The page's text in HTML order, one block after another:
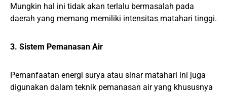
Mungkin hal ini tidak akan terlalu bermasalah pada
daerah yang memang memiliki intensitas matahari tinggi.
3. Sistem Pemanasan Air
Pemanfaatan energi surya atau sinar matahari ini juga
digunakan dalam teknik pemanasan air yang khususnya